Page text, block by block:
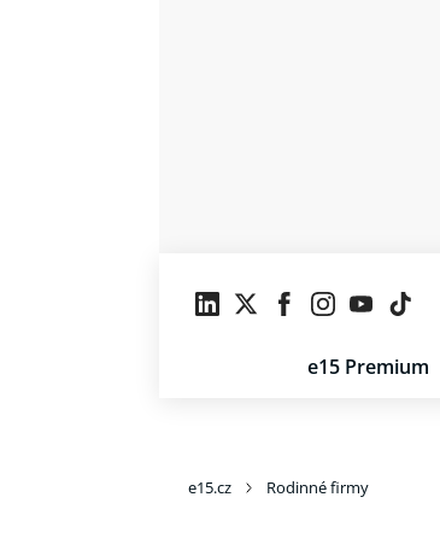
e15 Premium
e15.cz Rodinné firmy